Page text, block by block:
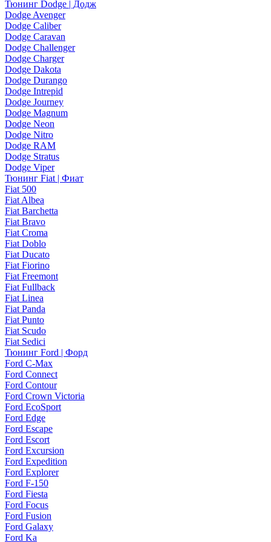
Тюнинг Dodge | Додж
Dodge Avenger
Dodge Caliber
Dodge Caravan
Dodge Challenger
Dodge Charger
Dodge Dakota
Dodge Durango
Dodge Intrepid
Dodge Journey
Dodge Magnum
Dodge Neon
Dodge Nitro
Dodge RAM
Dodge Stratus
Dodge Viper
Тюнинг Fiat | Фиат
Fiat 500
Fiat Albea
Fiat Barchetta
Fiat Bravo
Fiat Croma
Fiat Doblo
Fiat Ducato
Fiat Fiorino
Fiat Freemont
Fiat Fullback
Fiat Linea
Fiat Panda
Fiat Punto
Fiat Scudo
Fiat Sedici
Тюнинг Ford | Форд
Ford C-Max
Ford Connect
Ford Contour
Ford Crown Victoria
Ford EcoSport
Ford Edge
Ford Escape
Ford Escort
Ford Excursion
Ford Expedition
Ford Explorer
Ford F-150
Ford Fiesta
Ford Focus
Ford Fusion
Ford Galaxy
Ford Ka